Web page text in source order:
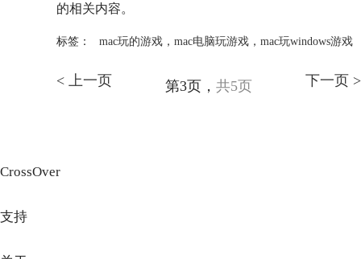
的相关内容。
标签： mac玩的游戏， mac电脑玩游戏， mac玩windows游戏
< 上一页 第3页， 共5页 下一页 >
CrossOver
支持